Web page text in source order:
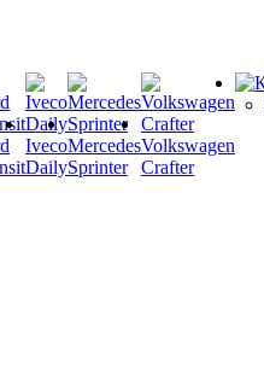
Iveco
Daily
Mercedes
Sprinter
Volkswagen
Crafter